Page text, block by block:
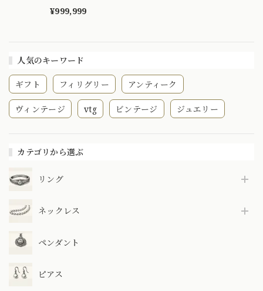
人気のキーワード
ギフト フィリグリー アンティーク
ヴィンテージ vtg ビンテージ ジュエリー
カテゴリから選ぶ
リング
ネックレス
ペンダント
ピアス
Traditional ring
¥999,999